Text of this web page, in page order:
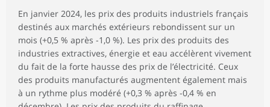
En janvier 2024, les prix des produits industriels français
destinés aux marchés extérieurs rebondissent sur un
mois (+0,5 % après -1,0 %). Les prix des produits des
industries extractives, énergie et eau accélèrent vivement
du fait de la forte hausse des prix de l’électricité. Ceux
des produits manufacturés augmentent également mais
à un rythme plus modéré (+0,3 % après -0,4 % en